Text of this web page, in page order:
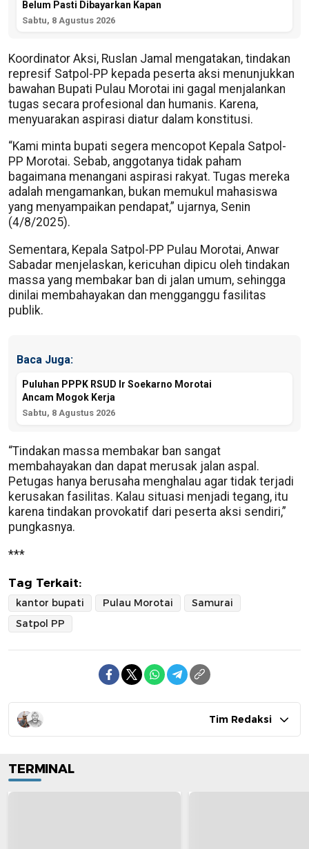
Belum Pasti Dibayarkan Kapan
Sabtu, 8 Agustus 2026
Koordinator Aksi, Ruslan Jamal mengatakan, tindakan
represif Satpol-PP kepada peserta aksi menunjukkan
bawahan Bupati Pulau Morotai ini gagal menjalankan
tugas secara profesional dan humanis. Karena,
menyuarakan aspirasi diatur dalam konstitusi.
“Kami minta bupati segera mencopot Kepala Satpol-
PP Morotai. Sebab, anggotanya tidak paham
bagaimana menangani aspirasi rakyat. Tugas mereka
adalah mengamankan, bukan memukul mahasiswa
yang menyampaikan pendapat,” ujarnya, Senin
(4/8/2025).
Sementara, Kepala Satpol-PP Pulau Morotai, Anwar
Sabadar menjelaskan, kericuhan dipicu oleh tindakan
massa yang membakar ban di jalan umum, sehingga
dinilai membahayakan dan mengganggu fasilitas
publik.
Baca Juga:
Puluhan PPPK RSUD Ir Soekarno Morotai
Ancam Mogok Kerja
Sabtu, 8 Agustus 2026
“Tindakan massa membakar ban sangat
membahayakan dan dapat merusak jalan aspal.
Petugas hanya berusaha menghalau agar tidak terjadi
kerusakan fasilitas. Kalau situasi menjadi tegang, itu
karena tindakan provokatif dari peserta aksi sendiri,”
pungkasnya.
***
Tag Terkait:
kantor bupati Pulau Morotai
Samurai
Satpol PP
Tim Redaksi
TERMINAL